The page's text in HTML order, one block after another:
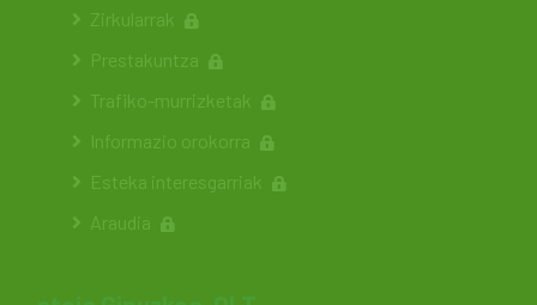
Zirkularrak
Prestakuntza
Trafiko-murrizketak
Informazio orokorra
Esteka interesgarriak
Araudia